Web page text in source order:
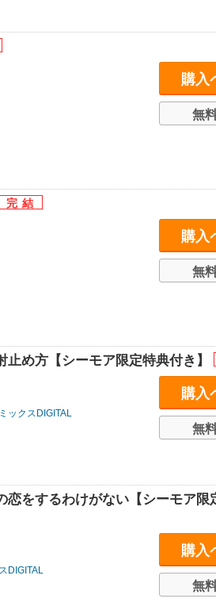
購入
無
購入
無
め方【シーモア限定特典付き】
ックスDIGITAL
購入
無
恋をするわけがない【シーモア限
DIGITAL
購入
無